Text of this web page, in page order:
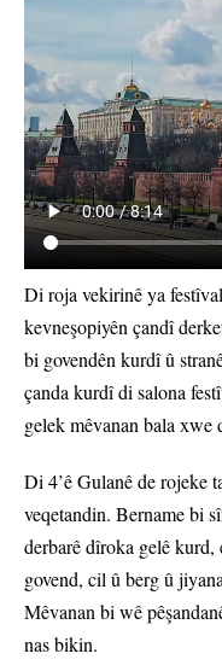
Di roja vekirinê ya
kevneşopiyên çandî
bi govendên kurdî û
çanda kurdî di salona
gelek mêvanan bala xwe
Di 4’ê Gulanê de rojeke
veqetandin. Bername bi
derbarê dîroka gelê
govend, cil û berg û
Mêvanan bi wê
nas bikin.